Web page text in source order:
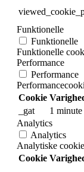
Funktionelle
Funktionelle
Funktionelle
Performance
Performance
Cookie
_gat
1 minute
Analytics
Analytics
Analytiske
Cookie